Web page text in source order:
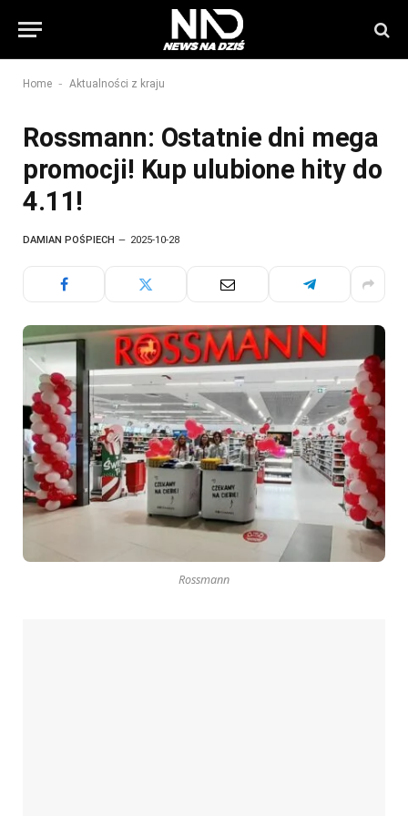
Home - Aktualności z kraju
Rossmann: Ostatnie dni mega
promocji! Kup ulubione hity do
4.11!
DAMIAN POŚPIECH 2025-10-28
Rossmann